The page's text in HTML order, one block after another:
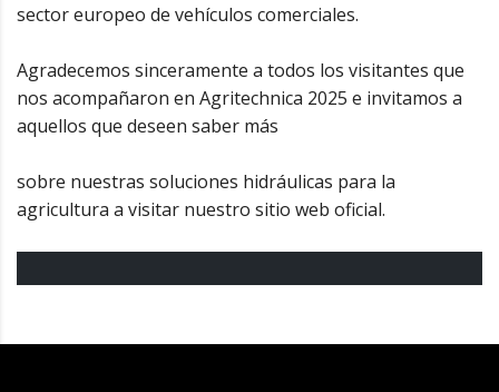
sector europeo de vehículos comerciales.
Agradecemos sinceramente a todos los visitantes que
nos acompañaron en Agritechnica 2025 e invitamos a
aquellos que deseen saber más
sobre nuestras soluciones hidráulicas para la
agricultura a visitar nuestro sitio web oficial.